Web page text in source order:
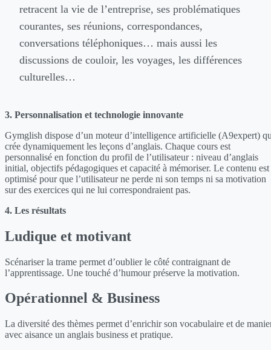
retracent la vie de l’entreprise, ses problématiques
courantes, ses réunions, correspondances,
conversations téléphoniques… mais aussi les
discussions de couloir, les voyages, les différences
culturelles…
3. Personnalisation et technologie innovante
Gymglish dispose d’un moteur d’intelligence artificielle (A9expert)
crée dynamiquement les leçons d’anglais. Chaque cours est
personnalisé en fonction du profil de l’utilisateur : niveau d’anglais
initial, objectifs pédagogiques et capacité à mémoriser. Le contenu est
optimisé pour que l’utilisateur ne perde ni son temps ni sa motivation
sur des exercices qui ne lui correspondraient pas.
4. Les résultats
Ludique et motivant
Scénariser la trame permet d’oublier le côté contraignant de
l’apprentissage. Une touché d’humour préserve la motivation.
Opérationnel & Business
La diversité des thèmes permet d’enrichir son vocabulaire et de
avec aisance un anglais business et pratique.